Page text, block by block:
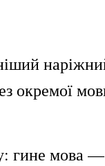
окремої
гине мова —